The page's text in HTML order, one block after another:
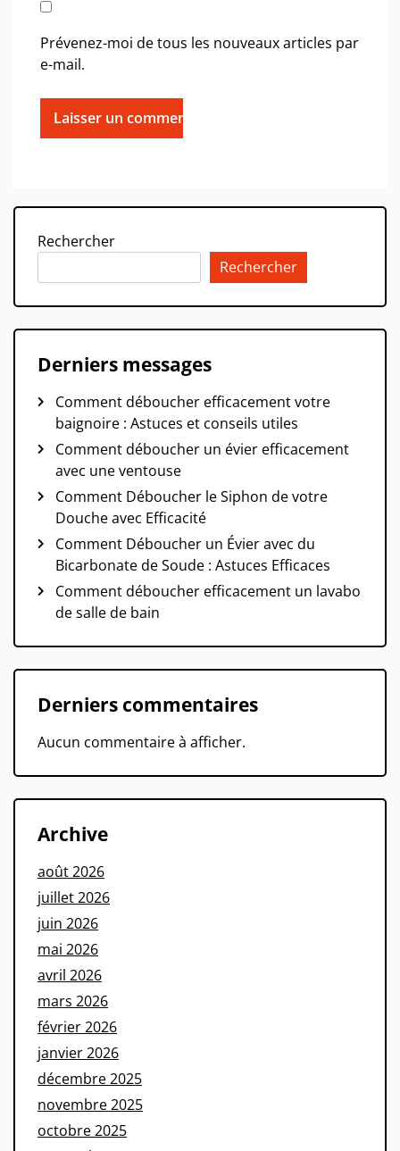
Prévenez-moi de tous les nouveaux articles par
e-mail.
Rechercher
Rechercher
Derniers messages
Comment déboucher efficacement votre
baignoire : Astuces et conseils utiles
Comment déboucher un évier efficacement
avec une ventouse
Comment Déboucher le Siphon de votre
Douche avec Efficacité
Comment Déboucher un Évier avec du
Bicarbonate de Soude : Astuces Efficaces
Comment déboucher efficacement un lavabo
de salle de bain
Derniers commentaires
Aucun commentaire à afficher.
Archive
août 2026
juillet 2026
juin 2026
mai 2026
avril 2026
mars 2026
février 2026
janvier 2026
décembre 2025
novembre 2025
octobre 2025